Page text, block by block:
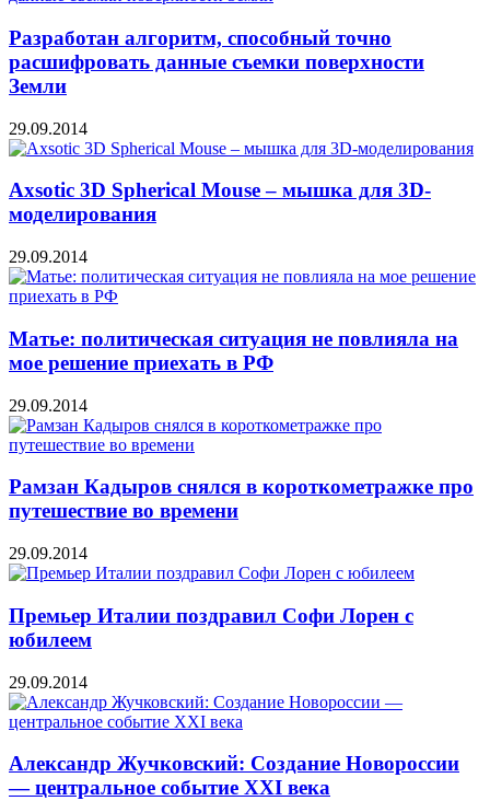
Разработан алгоритм, способный точно
расшифровать данные съемки поверхности
Земли
29.09.2014
Axsotic 3D Spherical Mouse – мышка для 3D-
моделирования
29.09.2014
Матье: политическая ситуация не повлияла на
мое решение приехать в РФ
29.09.2014
Рамзан Кадыров снялся в короткометражке про
путешествие во времени
29.09.2014
Премьер Италии поздравил Софи Лорен с
юбилеем
29.09.2014
Александр Жучковский: Создание Новороссии
— центральное событие XXI века